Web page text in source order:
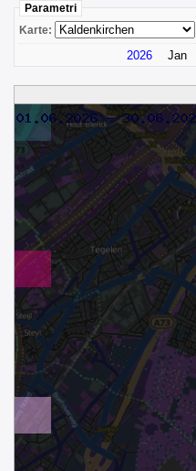
Parametri
Karte:
2026 Jan